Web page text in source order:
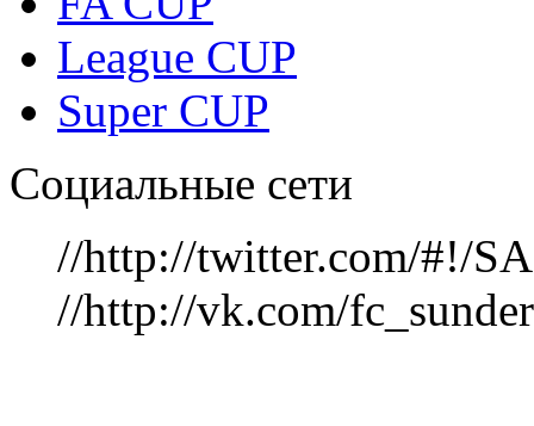
League CUP
Super CUP
Социальные сети
//http://twitter.com/#!/
//http://vk.com/